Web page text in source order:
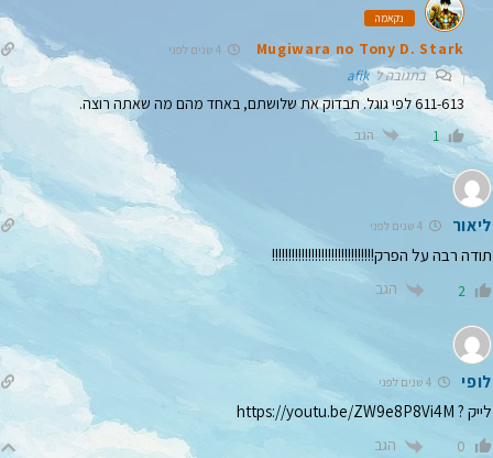
נקאמה
Mugiwara no Tony D. Stark 4 שנים לפני
בתגובה לafik
611-613 לפי גוגל. תבדוק את שלושתם, באחד מהם מה שאתה רוצה.
1 הגב
ליאור 4 שנים לפני
תודה רבה על הפרק!!!!!!!!!!!!!!!!!!!!!!!!!!!!!!!
2 הגב
לופי
לייק ? https://youtu.be/ZW9e8P8Vi4M
0 הגב